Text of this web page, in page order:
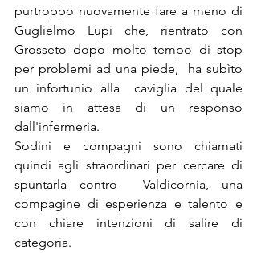
purtroppo nuovamente fare a meno di
Guglielmo Lupi che, rientrato con
Grosseto dopo molto tempo di stop
per problemi ad una piede,  ha subìto
un infortunio alla  caviglia del quale
siamo in attesa di un responso
dall'infermeria.
Sodini e compagni sono chiamati
quindi agli straordinari per cercare di
spuntarla contro  Valdicornia, una
compagine di esperienza e talento e
con chiare intenzioni di salire di
categoria.